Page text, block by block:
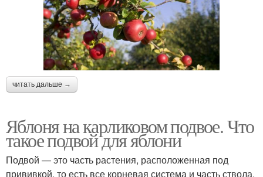
читать дальше →
Яблоня на карликовом подвое. Что
такое подвой для яблони
Подвой — это часть растения, расположенная под
прививкой, то есть все корневая система и часть ствола.